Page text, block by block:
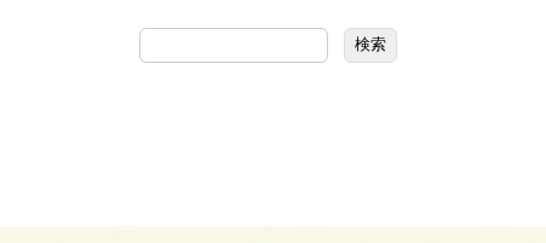
検索